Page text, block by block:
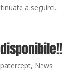
a seguirci..
, News